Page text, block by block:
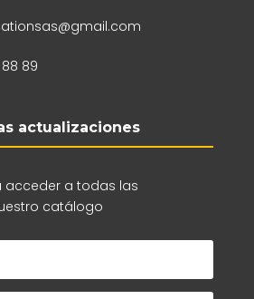
88 89
actualizaciones
acceder a todas las
catálogo